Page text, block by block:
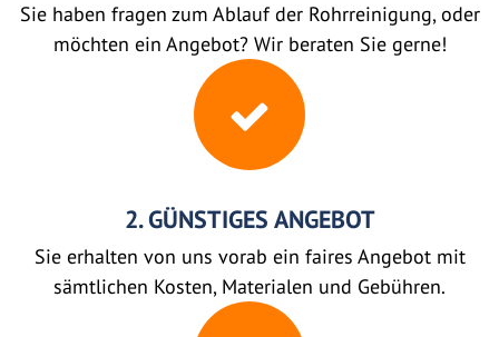
Sie haben fragen zum Ablauf der Rohrreinigung, oder
möchten ein Angebot? Wir beraten Sie gerne!
2. GÜNSTIGES ANGEBOT
Sie erhalten von uns vorab ein faires Angebot mit
sämtlichen Kosten, Materialen und Gebühren.